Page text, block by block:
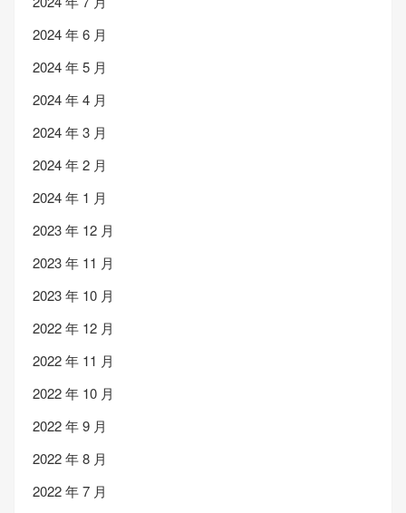
2024 年 6 月
2024 年 5 月
2024 年 4 月
2024 年 3 月
2024 年 2 月
2024 年 1 月
2023 年 12 月
2023 年 11 月
2023 年 10 月
2022 年 12 月
2022 年 11 月
2022 年 10 月
2022 年 9 月
2022 年 8 月
2022 年 7 月